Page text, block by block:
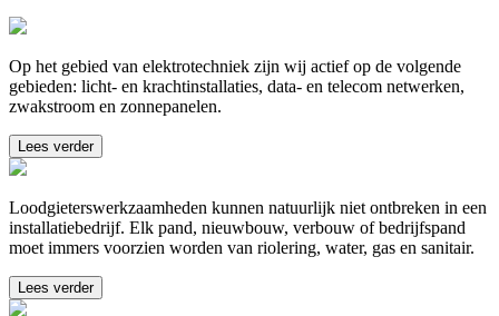
Op het gebied van elektrotechniek zijn wij actief op de volgende
gebieden: licht- en krachtinstallaties, data- en telecom netwerken,
zwakstroom en zonnepanelen.
Lees verder
Loodgieterswerkzaamheden kunnen natuurlijk niet ontbreken in een
installatiebedrijf. Elk pand, nieuwbouw, verbouw of bedrijfspand
moet immers voorzien worden van riolering, water, gas en sanitair.
Lees verder